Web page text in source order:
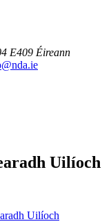
E409 Éireann
Uilíoch
Uilíoch